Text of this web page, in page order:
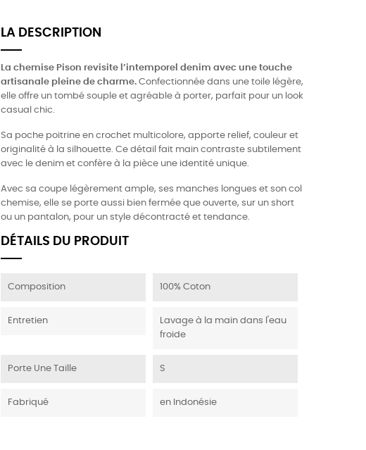
LA DESCRIPTION
La chemise Pison revisite l’intemporel denim avec une touche
artisanale pleine de charme. Confectionnée dans une toile légère,
elle offre un tombé souple et agréable à porter, parfait pour un look
casual chic.
Sa poche poitrine en crochet multicolore, apporte relief, couleur et
originalité à la silhouette. Ce détail fait main contraste subtilement
avec le denim et confère à la pièce une identité unique.
Avec sa coupe légèrement ample, ses manches longues et son col
chemise, elle se porte aussi bien fermée que ouverte, sur un short
ou un pantalon, pour un style décontracté et tendance.
DÉTAILS DU PRODUIT
Composition 100% Coton
Entretien
Lavage à la main dans l'eau
froide
Porte Une Taille S
Fabriqué en Indonésie